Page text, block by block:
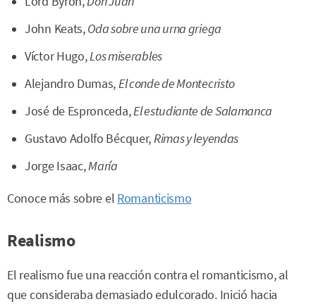
John Keats,Oda sobre una urna griega
Víctor Hugo,Los miserables
Alejandro Dumas,El conde de Montecristo
José de Espronceda,El estudiante de Salamanca
Gustavo Adolfo Bécquer,Rimas y leyendas
Jorge Isaac,María
Conoce más sobre el Romanticismo
Realismo
El realismo fue una reacción contra el romanticismo, al
que consideraba demasiado edulcorado. Inició hacia